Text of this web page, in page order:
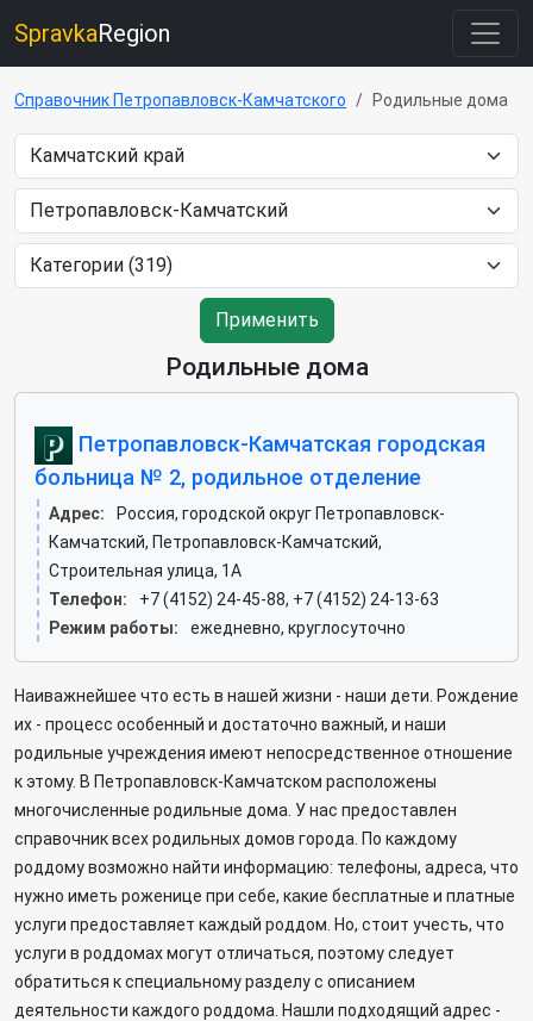
SpravkaRegion
Справочник Петропавловск-Камчатского Родильные дома
Применить
Родильные дома
Петропавловск-Камчатская городская
больница № 2, родильное отделение
Адрес:
Россия, городской округ Петропавловск-
Камчатский, Петропавловск-Камчатский,
Строительная улица, 1А
Телефон:
+7 (4152) 24-45-88, +7 (4152) 24-13-63
Режим работы:
ежедневно, круглосуточно
Наиважнейшее что есть в нашей жизни - наши дети. Рождение
их - процесс особенный и достаточно важный, и наши
родильные учреждения имеют непосредственное отношение
к этому. В Петропавловск-Камчатском расположены
многочисленные родильные дома. У нас предоставлен
справочник всех родильных домов города. По каждому
роддому возможно найти информацию: телефоны, адреса, что
нужно иметь роженице при себе, какие бесплатные и платные
услуги предоставляет каждый роддом. Но, стоит учесть, что
услуги в роддомах могут отличаться, поэтому следует
обратиться к специальному разделу с описанием
деятельности каждого роддома. Нашли подходящий адрес -